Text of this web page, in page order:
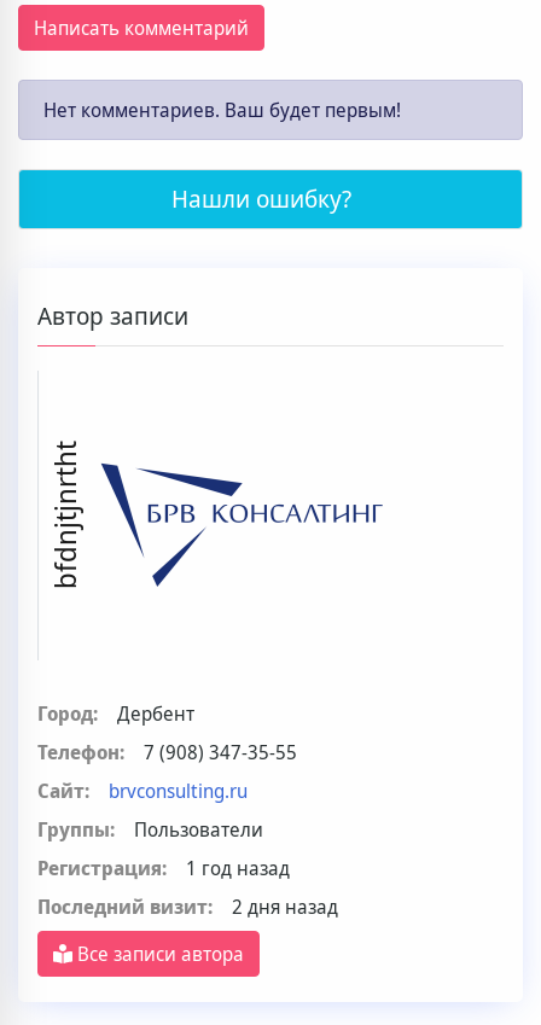
Написать комментарий
Нет комментариев. Ваш будет первым!
Нашли ошибку?
Автор записи
bfdnjtjnrtht
Город:
Дербент
Телефон:
7 (908) 347-35-55
Сайт:
brvconsulting.ru
Группы:
Пользователи
Регистрация:
1 год назад
Последний визит:
2 дня назад
Все записи автора